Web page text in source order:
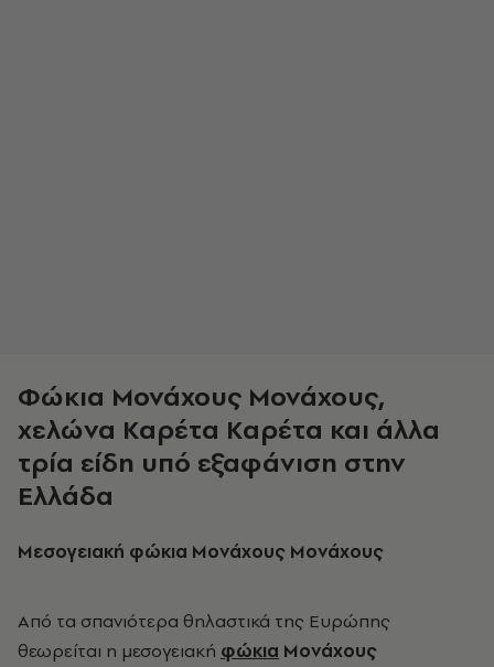
Φώκια Mονάχους Mονάχους,
χελώνα Καρέτα Καρέτα και άλλα
τρία είδη υπό εξαφάνιση στην
Ελλάδα
Μεσογειακή φώκια Μονάχους Μονάχους
Από τα σπανιότερα θηλαστικά της Ευρώπης
θεωρείται η μεσογειακή φώκια Μονάχους